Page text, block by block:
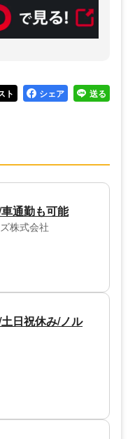
ト シェア 送る
通勤も可能
株式会社
日祝休み/ノル